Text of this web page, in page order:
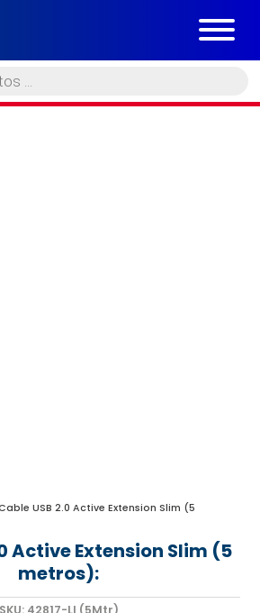
USB 2.0 Active Extension Slim (5
Active Extension Slim (5
metros):
SKU: 42817-LI (5Mtr)